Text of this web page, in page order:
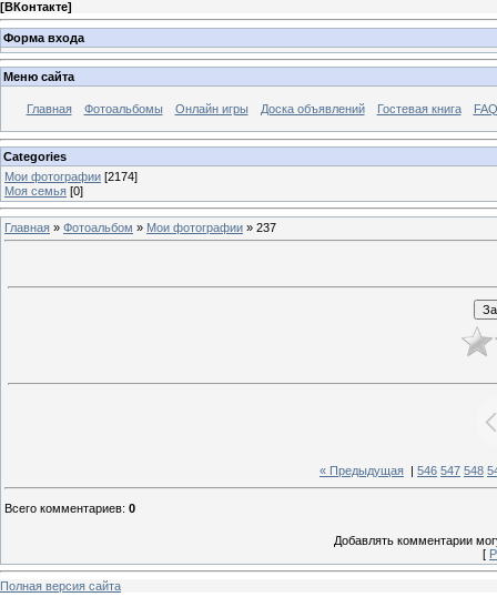
[ВКонтакте]
Форма входа
Меню сайта
Главная Фотоальбомы Онлайн игры Доска объявлений Гостевая книга
Categories
Мои фотографии [2174]
Моя семья [0]
Главная » Фотоальбом » Мои фотографии » 237
« Предыдущая 546 547 548
Всего комментариев: 0
Добавлять комментарии
[
Полная версия сайта